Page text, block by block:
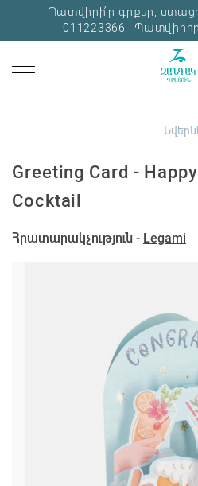
Պատվիրի՛ր գրքեր,
011223366
Greeting Card -
Cocktail
Հրատարակչություն - Legami